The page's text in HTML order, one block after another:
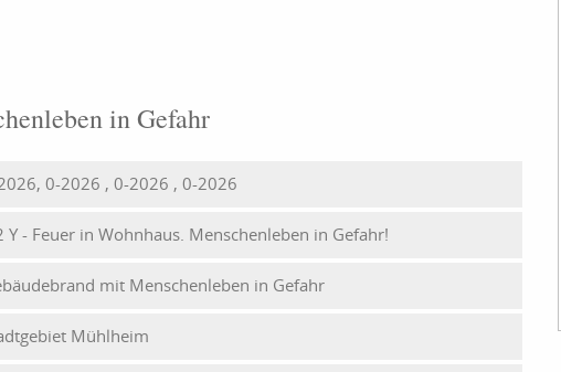
in Gefahr
0-2026 , 0-2026 , 0-2026
Y - Feuer in Wohnhaus. Menschenleben in Gefahr!
mit Menschenleben in Gefahr
Mühlheim